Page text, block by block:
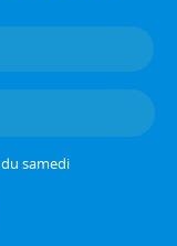
du samedi